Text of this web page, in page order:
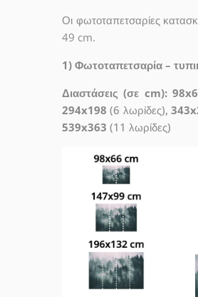
Οι φωτοταπετσαρίες
49 cm.
1) Φωτοταπετσαρία –
Διαστάσεις (σε cm):
294x198 (6 λωρίδες),
539x363 (11 λωρίδες)